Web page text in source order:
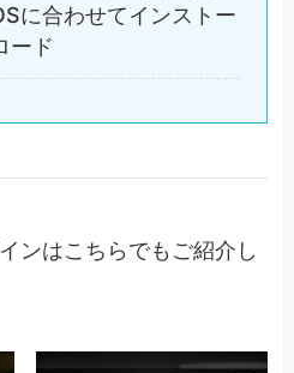
に合わせてインストー
ード
ンはこちらでもご紹介し